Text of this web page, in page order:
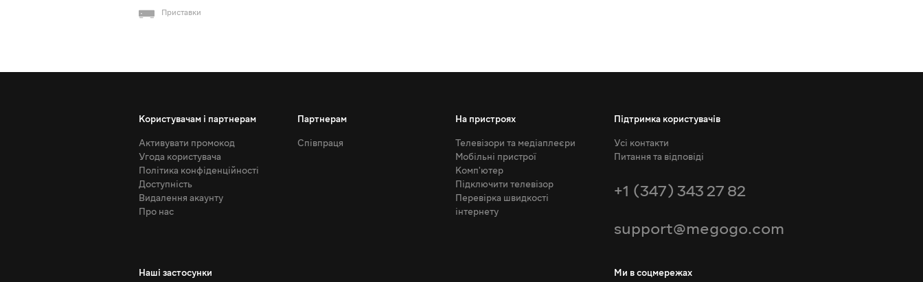
Приставки
Користувачам і партнерам
Активувати промокод
Угода користувача
Політика конфіденційності
Доступність
Видалення акаунту
Про нас
Партнерам
Співпраця
На пристроях
Телевізори та медіаплеєри
Мобільні пристрої
Комп'ютер
Підключити телевізор
Перевірка швидкості
інтернету
Підтримка користувачів
Усі контакти
Питання та відповіді
+1 (347) 343 27 82
support@megogo.com
Наші застосунки Ми в соцмережах